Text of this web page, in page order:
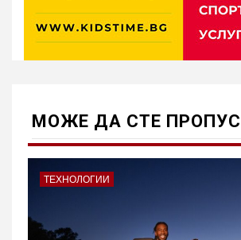
МОЖE ДА СТЕ
ТЕХНОЛОГИИ